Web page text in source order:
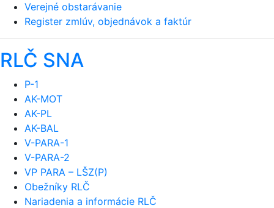
Verejné obstarávanie
Register zmlúv, objednávok a faktúr
RLČ SNA
P-1
AK-MOT
AK-PL
AK-BAL
V-PARA-1
V-PARA-2
VP PARA – LŠZ(P)
Obežníky RLČ
Nariadenia a informácie RLČ